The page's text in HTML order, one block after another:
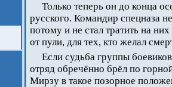
Только теперь он до конца
русского. Командир спецназа
потому и не стал тратить на
от пули, для тех, кто желал
Если судьба группы
отряд обречённо брёл по
Мирзу в такое позорное